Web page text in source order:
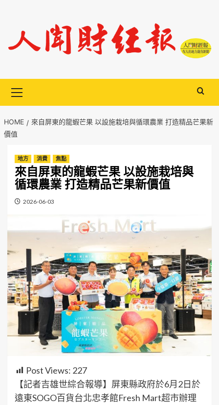
content
Menu
HOME
來自屏東的龍蝦芒果 以設施栽培與循環農業 打造精品芒果新
價值
地方 消費 焦點
來自屏東的龍蝦芒果 以設施栽培與
循環農業 打造精品芒果新價值
2026-06-03
Post Views: 227
【記者吉雄世綜合報導】屏東縣政府於6月2日於
遠東SOGO百貨台北忠孝館Fresh Mart超市辦理